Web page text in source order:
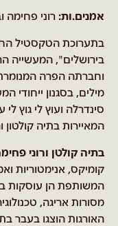
אמנים.ות:רוני פחימה
בתערוכת הטקסטיל
בירושלים", המעשייה
וחברתה הפרה
מילים, בסגנון ייחודי
סינדרלה ועוץ לי גוץ
המאיירות בתיה קולטון
בתיה קולטן ורוני
קומיקס, אנימטוריות
המשותפת הן עוסקות
מסורות אריגה,
האורגות הוצגו בעבר